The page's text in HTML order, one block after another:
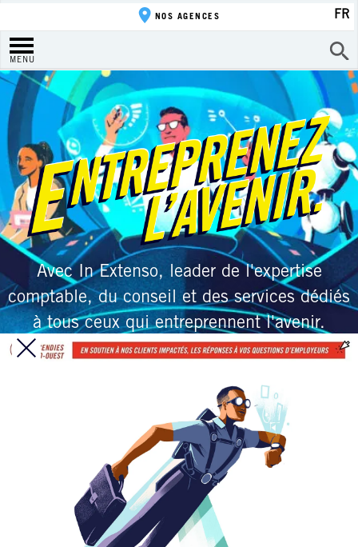
MENU
NOS AGENCES FR
Avec In Extenso, leader de l'expertise
comptable, du conseil et des services dédiés
à tous ceux qui entreprennent l'avenir.